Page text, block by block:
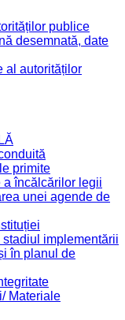
publice
desemnată, date
al autorităților
primite
a încălcărilor legii
unei agende de
implementării
în planul de
Materiale